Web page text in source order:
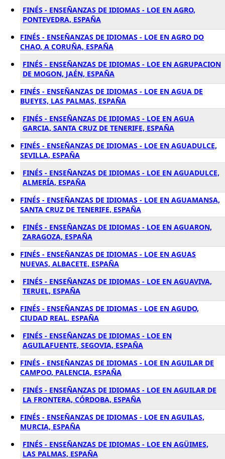
FINÉS - ENSEÑANZAS DE IDIOMAS - LOE EN AGRO,
PONTEVEDRA, ESPAÑA
FINÉS - ENSEÑANZAS DE IDIOMAS - LOE EN AGRO DO
CHAO, A CORUÑA, ESPAÑA
FINÉS - ENSEÑANZAS DE IDIOMAS - LOE EN AGRUPACION
DE MOGON, JAÉN, ESPAÑA
FINÉS - ENSEÑANZAS DE IDIOMAS - LOE EN AGUA DE
BUEYES, LAS PALMAS, ESPAÑA
FINÉS - ENSEÑANZAS DE IDIOMAS - LOE EN AGUA
GARCIA, SANTA CRUZ DE TENERIFE, ESPAÑA
FINÉS - ENSEÑANZAS DE IDIOMAS - LOE EN AGUADULCE,
SEVILLA, ESPAÑA
FINÉS - ENSEÑANZAS DE IDIOMAS - LOE EN AGUADULCE,
ALMERÍA, ESPAÑA
FINÉS - ENSEÑANZAS DE IDIOMAS - LOE EN AGUAMANSA,
SANTA CRUZ DE TENERIFE, ESPAÑA
FINÉS - ENSEÑANZAS DE IDIOMAS - LOE EN AGUARON,
ZARAGOZA, ESPAÑA
FINÉS - ENSEÑANZAS DE IDIOMAS - LOE EN AGUAS
NUEVAS, ALBACETE, ESPAÑA
FINÉS - ENSEÑANZAS DE IDIOMAS - LOE EN AGUAVIVA,
TERUEL, ESPAÑA
FINÉS - ENSEÑANZAS DE IDIOMAS - LOE EN AGUDO,
CIUDAD REAL, ESPAÑA
FINÉS - ENSEÑANZAS DE IDIOMAS - LOE EN
AGUILAFUENTE, SEGOVIA, ESPAÑA
FINÉS - ENSEÑANZAS DE IDIOMAS - LOE EN AGUILAR DE
CAMPOO, PALENCIA, ESPAÑA
FINÉS - ENSEÑANZAS DE IDIOMAS - LOE EN AGUILAR DE
LA FRONTERA, CÓRDOBA, ESPAÑA
FINÉS - ENSEÑANZAS DE IDIOMAS - LOE EN AGUILAS,
MURCIA, ESPAÑA
FINÉS - ENSEÑANZAS DE IDIOMAS - LOE EN AGÜIMES,
LAS PALMAS, ESPAÑA